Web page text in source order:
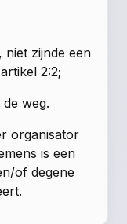
zijnde een
2:2;
weg.
organisator
is een
of degene